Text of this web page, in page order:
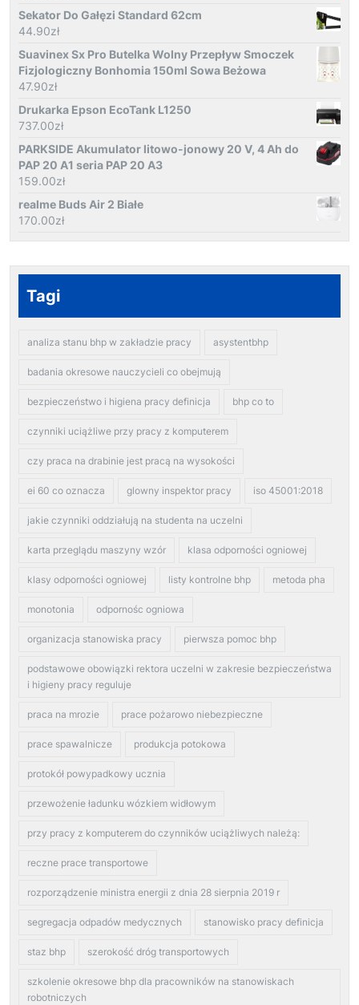
Sekator Do Gałęzi Standard 62cm
44.90zł
Suavinex Sx Pro Butelka Wolny Przepływ Smoczek
Fizjologiczny Bonhomia 150ml Sowa Beżowa
47.90zł
Drukarka Epson EcoTank L1250
737.00zł
PARKSIDE Akumulator litowo-jonowy 20 V, 4 Ah do
PAP 20 A1 seria PAP 20 A3
159.00zł
realme Buds Air 2 Białe
170.00zł
Tagi
analiza stanu bhp w zakładzie pracy asystentbhp
badania okresowe nauczycieli co obejmują
bezpieczeństwo i higiena pracy definicja bhp co to
czynniki uciążliwe przy pracy z komputerem
czy praca na drabinie jest pracą na wysokości
ei 60 co oznacza glowny inspektor pracy iso 45001:2018
jakie czynniki oddziałują na studenta na uczelni
karta przeglądu maszyny wzór klasa odporności ogniowej
klasy odporności ogniowej listy kontrolne bhp metoda pha
monotonia odpornośc ogniowa
organizacja stanowiska pracy pierwsza pomoc bhp
podstawowe obowiązki rektora uczelni w zakresie bezpieczeństwa
i higieny pracy reguluje
praca na mrozie prace pożarowo niebezpieczne
prace spawalnicze produkcja potokowa
protokół powypadkowy ucznia
przewożenie ładunku wózkiem widłowym
przy pracy z komputerem do czynników uciążliwych należą:
reczne prace transportowe
rozporządzenie ministra energii z dnia 28 sierpnia 2019 r
segregacja odpadów medycznych stanowisko pracy definicja
staz bhp szerokość dróg transportowych
szkolenie okresowe bhp dla pracowników na stanowiskach
robotniczych